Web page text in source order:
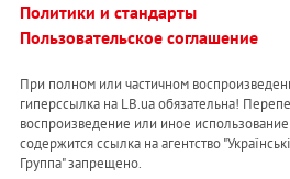
Политики и стандарты
Пользовательское соглашение
При полном или частичном
гиперссылка на LB.ua обязательна!
воспроизведение или иное
содержится ссылка на агентство
Группа" запрещено.